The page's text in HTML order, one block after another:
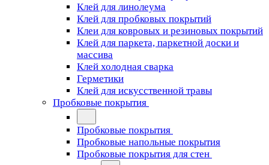
Клей для линолеума
Клей для пробковых покрытий
Клеи для ковровых и резиновых покрытий
Клей для паркета, паркетной доски и
массива
Клей холодная сварка
Герметики
Клей для искусственной травы
Пробковые покрытия
Пробковые покрытия
Пробковые напольные покрытия
Пробковые покрытия для стен